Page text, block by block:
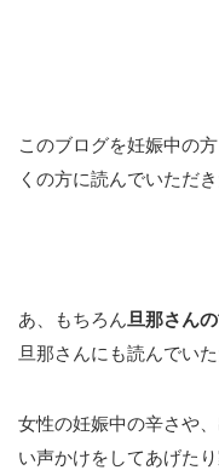
このブログを妊娠中の
くの方に読んでいただ
あ、もちろん旦那さん
旦那さんにも読んでい
女性の妊娠中の辛さや
い声かけをしてあげた